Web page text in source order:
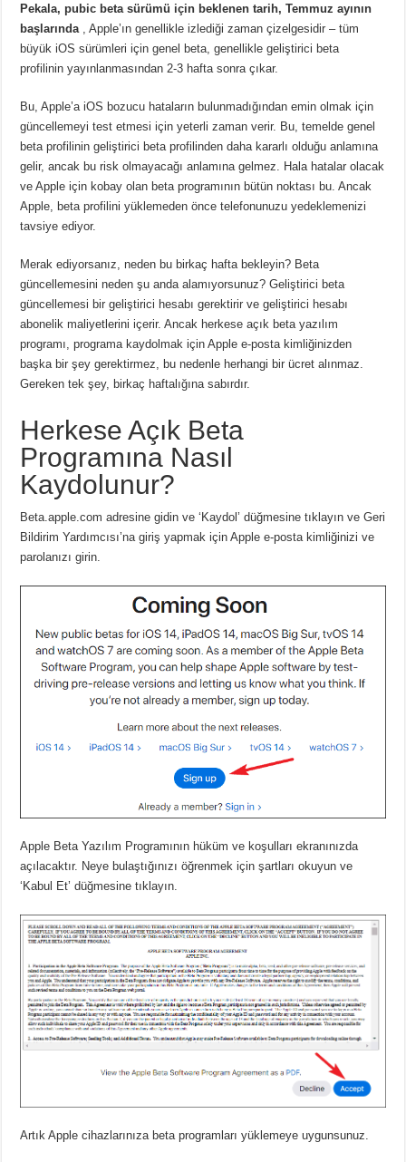
Pekala, pubic beta sürümü için beklenen tarih, Temmuz ayının
başlarında , Apple’ın genellikle izlediği zaman çizelgesidir – tüm
büyük iOS sürümleri için genel beta, genellikle geliştirici beta
profilinin yayınlanmasından 2-3 hafta sonra çıkar.
Bu, Apple’a iOS bozucu hataların bulunmadığından emin olmak için
güncellemeyi test etmesi için yeterli zaman verir. Bu, temelde genel
beta profilinin geliştirici beta profilinden daha kararlı olduğu anlamına
gelir, ancak bu risk olmayacağı anlamına gelmez. Hala hatalar olacak
ve Apple için kobay olan beta programının bütün noktası bu. Ancak
Apple, beta profilini yüklemeden önce telefonunuzu yedeklemenizi
tavsiye ediyor.
Merak ediyorsanız, neden bu birkaç hafta bekleyin? Beta
güncellemesini neden şu anda alamıyorsunuz? Geliştirici beta
güncellemesi bir geliştirici hesabı gerektirir ve geliştirici hesabı
abonelik maliyetlerini içerir. Ancak herkese açık beta yazılım
programı, programa kaydolmak için Apple e-posta kimliğinizden
başka bir şey gerektirmez, bu nedenle herhangi bir ücret alınmaz.
Gereken tek şey, birkaç haftalığına sabırdır.
Herkese Açık Beta
Programına Nasıl
Kaydolunur?
Beta.apple.com adresine gidin ve ‘Kaydol’ düğmesine tıklayın ve Geri
Bildirim Yardımcısı’na giriş yapmak için Apple e-posta kimliğinizi ve
parolanızı girin.
Apple Beta Yazılım Programının hüküm ve koşulları ekranınızda
açılacaktır. Neye bulaştığınızı öğrenmek için şartları okuyun ve
‘Kabul Et’ düğmesine tıklayın.
Artık Apple cihazlarınıza beta programları yüklemeye uygunsunuz.